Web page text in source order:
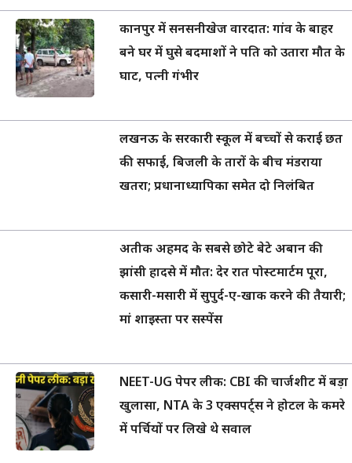
कानपुर में सनसनीखेज वारदात: गांव के बाहर
बने घर में घुसे बदमाशों ने पति को उतारा मौत के
घाट, पत्नी गंभीर
लखनऊ के सरकारी स्कूल में बच्चों से कराई छत
की सफाई, बिजली के तारों के बीच मंडराया
खतरा; प्रधानाध्यापिका समेत दो निलंबित
अतीक अहमद के सबसे छोटे बेटे अबान की
झांसी हादसे में मौत: देर रात पोस्टमार्टम पूरा,
कसारी-मसारी में सुपुर्द-ए-खाक करने की तैयारी;
मां शाइस्ता पर सस्पेंस
NEET-UG पेपर लीक: CBI की चार्जशीट में बड़ा
खुलासा, NTA के 3 एक्सपर्ट्स ने होटल के कमरे
में पर्चियों पर लिखे थे सवाल